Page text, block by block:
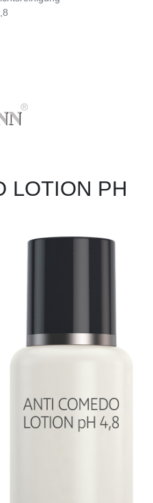
LOTION PH